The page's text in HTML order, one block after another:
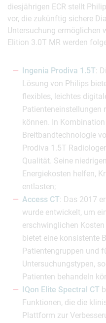
diesjährigen ECR stellt
vor, die zukünftig sichere
Untersuchung ermöglichen
Elition 3.0T MR werden
Ingenia Prodiva 1.5T:
Lösung von Philips
flexibles, leichtes
Patienteneinstellungen
können. In
Breitbandtechnologie
Prodiva 1.5T
Qualität. Seine
Energiekosten helfen,
entlasten;
Access CT: Das 2017
wurde entwickelt, um
erschwinglichen
bietet eine konsistente
Patientengruppen und
Untersuchungstypen,
Patienten behandeln
IQon Elite Spectral CT
Funktionen, die die
Plattform zur